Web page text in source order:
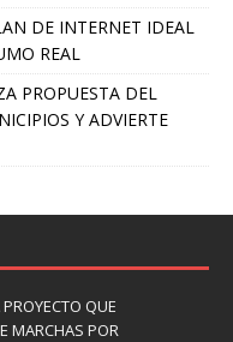
DE INTERNET IDEAL
REAL
PROPUESTA DEL
Y ADVIERTE
QUE
MARCHAS POR